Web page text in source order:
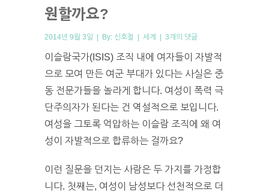
원할까요?
2014년 9월 3일 | By: 신호철 | 세계 | 3개의 댓글
이슬람국가(ISIS) 조직 내에 여자들이 자발적
으로 모여 만든 여군 부대가 있다는 사실은 중
동 전문가들을 놀라게 합니다. 여성이 폭력 극
단주의자가 된다는 건 역설적으로 보입니다.
여성을 그토록 억압하는 이슬람 조직에 왜 여
성이 자발적으로 합류하는 걸까요?
이런 질문을 던지는 사람은 두 가지를 가정합
니다. 첫째는, 여성이 남성보다 선천적으로 더